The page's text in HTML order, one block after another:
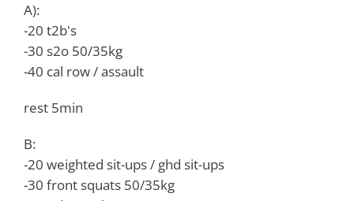
A):
-20 t2b's
-30 s2o 50/35kg
-40 cal row / assault
rest 5min
B:
-20 weighted sit-ups / ghd sit-ups
-30 front squats 50/35kg